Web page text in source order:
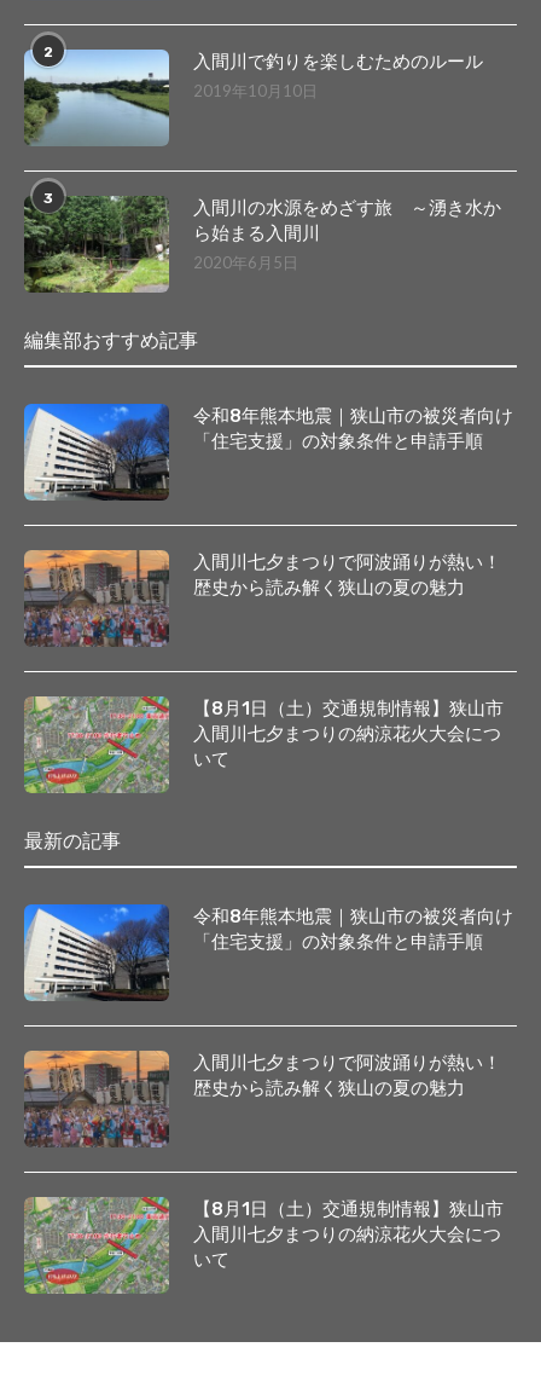
2 入間川で釣りを楽しむためのルール
2019年10月10日
3
入間川の水源をめざす旅 ～湧き水か
ら始まる入間川
2020年6月5日
編集部おすすめ記事
令和8年熊本地震｜狭山市の被災者向け
「住宅支援」の対象条件と申請手順
入間川七夕まつりで阿波踊りが熱い！
歴史から読み解く狭山の夏の魅力
【8月1日（土）交通規制情報】狭山市
入間川七夕まつりの納涼花火大会につ
いて
最新の記事
令和8年熊本地震｜狭山市の被災者向け
「住宅支援」の対象条件と申請手順
入間川七夕まつりで阿波踊りが熱い！
歴史から読み解く狭山の夏の魅力
【8月1日（土）交通規制情報】狭山市
入間川七夕まつりの納涼花火大会につ
いて